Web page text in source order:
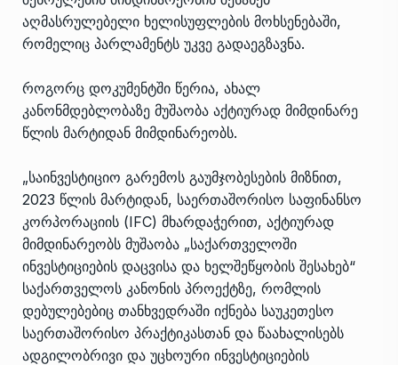
აღმასრულებელი ხელისუფლების მოხსენებაში,
რომელიც პარლამენტს უკვე გადაეგზავნა.
როგორც დოკუმენტში წერია, ახალ
კანონმდებლობაზე მუშაობა აქტიურად მიმდინარე
წლის მარტიდან მიმდინარეობს.
„საინვესტიციო გარემოს გაუმჯობესების მიზნით,
2023 წლის მარტიდან, საერთაშორისო საფინანსო
კორპორაციის (IFC) მხარდაჭერით, აქტიურად
მიმდინარეობს მუშაობა „საქართველოში
ინვესტიციების დაცვისა და ხელშეწყობის შესახებ“
საქართველოს კანონის პროექტზე, რომლის
დებულებებიც თანხვედრაში იქნება საუკეთესო
საერთაშორისო პრაქტიკასთან და წაახალისებს
ადგილობრივი და უცხოური ინვესტიციების